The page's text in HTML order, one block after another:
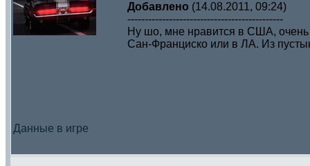
Данные в игре
Добавлено (14.08.2011, 09:24)
---------------------------------------------
Ну шо, мне нравится в США, очень
Сан-Франциско или в ЛА. Из